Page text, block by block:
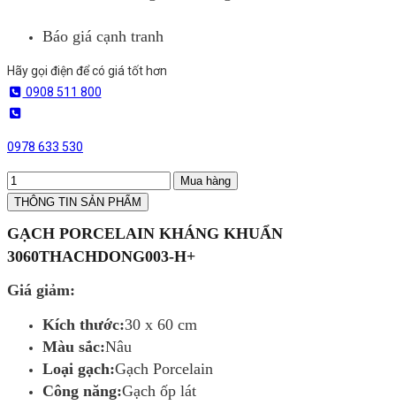
Báo giá cạnh tranh
Hãy gọi điện để có giá tốt hơn
0908 511 800
0978 633 530
Mua hàng
THÔNG TIN SẢN PHẨM
GẠCH PORCELAIN KHÁNG KHUẨN
3060THACHDONG003-H+
Giá giảm:
Kích thước:30 x 60 cm
Màu sắc:Nâu
Loại gạch:Gạch Porcelain
Công năng:Gạch ốp lát